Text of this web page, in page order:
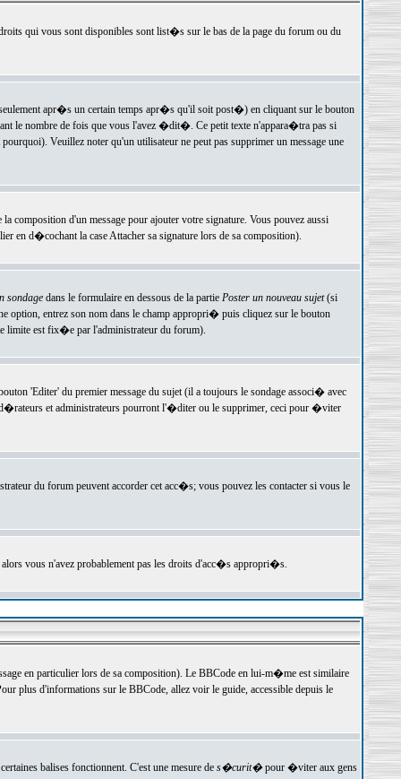
qui vous sont disponibles sont list�s sur le bas de la page du forum ou du
apr�s un certain temps apr�s qu'il soit post�) en cliquant sur le bouton
le nombre de fois que vous l'avez �dit�. Ce petit texte n'appara�tra pas si
Veuillez noter qu'un utilisateur ne peut pas supprimer un message une
composition d'un message pour ajouter votre signature. Vous pouvez aussi
en d�cochant la case Attacher sa signature lors de sa composition).
sondagedans le formulaire en dessous de la partie Poster un nouveau sujet(si
option, entrez son nom dans le champ appropri� puis cliquez sur le bouton
limite est fix�e par l'administrateur du forum).
'Editer' du premier message du sujet (il a toujours le sondage associ� avec
et administrateurs pourront l'�diter ou le supprimer, ceci pour �viter
du forum peuvent accorder cet acc�s; vous pouvez les contacter si vous le
vous n'avez probablement pas les droits d'acc�s appropri�s.
en particulier lors de sa composition). Le BBCode en lui-m�me est similaire
plus d'informations sur le BBCode, allez voir le guide, accessible depuis le
balises fonctionnent. C'est une mesure de s�curit�pour �viter aux gens